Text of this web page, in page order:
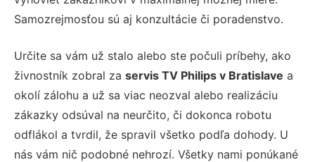
Samozrejmosťou sú aj konzultácie či poradenstvo.
Určite sa vám už stalo alebo ste počuli príbehy, ako
živnostník zobral za servis TV Philips v Bratislave a
okolí zálohu a už sa viac neozval alebo realizáciu
zákazky odsúval na neurčito, či dokonca robotu
odflákol a tvrdil, že spravil všetko podľa dohody. U
nás vám nič podobné nehrozí. Všetky nami ponúkané